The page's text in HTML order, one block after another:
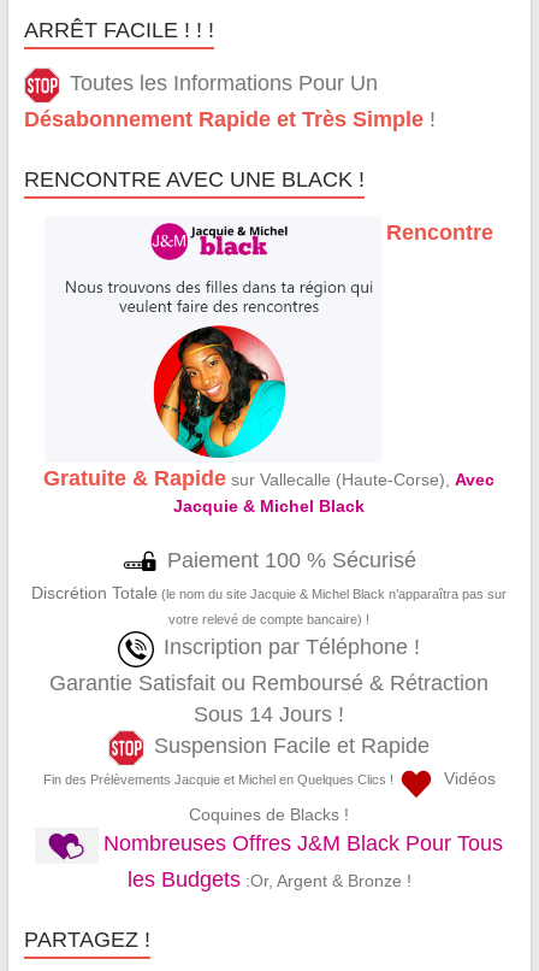
ARRÊT FACILE ! ! !
Toutes les Informations Pour Un
Désabonnement Rapide et Très Simple!
RENCONTRE AVEC UNE BLACK !
Rencontre
Gratuite & Rapide sur Vallecalle (Haute-Corse),Avec
Jacquie & Michel Black
Paiement 100 % Sécurisé
Discrétion Totale (le nom du site Jacquie & Michel Black n’apparaîtra pas sur
votre relevé de compte bancaire) !
Inscription par Téléphone !
Garantie Satisfait ou Remboursé & Rétraction
Sous 14 Jours !
Suspension Facile et Rapide
Fin des Prélèvements Jacquie et Michel en Quelques Clics !
Vidéos
Coquines de Blacks !
Nombreuses Offres J&M Black Pour Tous
les Budgets:Or, Argent & Bronze !
PARTAGEZ !